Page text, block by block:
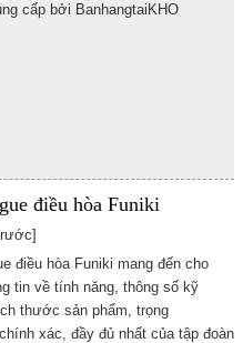
cấp bởi BanhangtaiKHO
điều hòa Funiki
điều hòa Funiki mang đến cho
tin về tính năng, thông số kỹ
thước sản phẩm, trọng
xác, đầy đủ nhất của tập đoàn